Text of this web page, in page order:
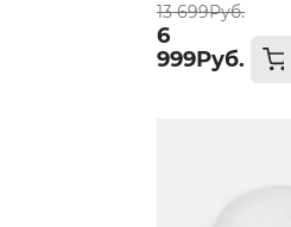
13 699Руб.
6
999Руб.